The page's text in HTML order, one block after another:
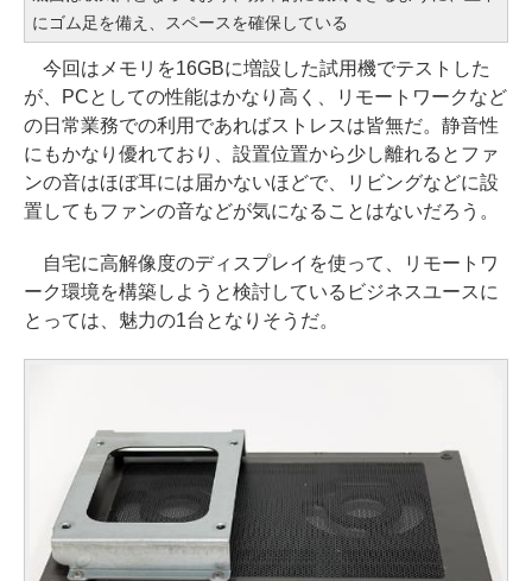
にゴム足を備え、スペースを確保している
今回はメモリを16GBに増設した試用機でテストした
が、PCとしての性能はかなり高く、リモートワークなど
の日常業務での利用であればストレスは皆無だ。静音性
にもかなり優れており、設置位置から少し離れるとファ
ンの音はほぼ耳には届かないほどで、リビングなどに設
置してもファンの音などが気になることはないだろう。
自宅に高解像度のディスプレイを使って、リモートワ
ーク環境を構築しようと検討しているビジネスユースに
とっては、魅力の1台となりそうだ。